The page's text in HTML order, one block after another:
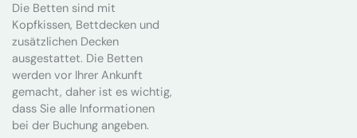
Die Betten sind mit
Kopfkissen, Bettdecken und
zusätzlichen Decken
ausgestattet. Die Betten
werden vor Ihrer Ankunft
gemacht, daher ist es wichtig,
dass Sie alle Informationen
bei der Buchung angeben.